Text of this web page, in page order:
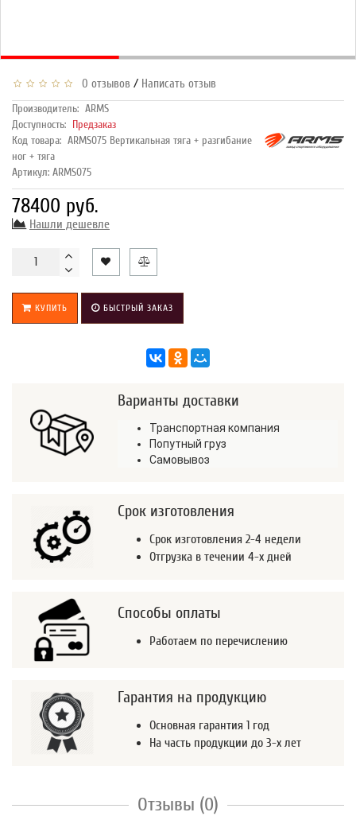
0 отзывов / Написать отзыв
Производитель: ARMS
Доступность: Предзаказ
Код товара: ARMS075 Вертикальная тяга + разгибание
ног + тяга
Артикул: ARMS075
78400 руб.
Нашли дешевле
КУПИТЬ БЫСТРЫЙ ЗАКАЗ
Варианты доставки
Транспортная компания
Попутный груз
Самовывоз
Срок изготовления
Срок изготовления 2-4 недели
Отгрузка в течении 4-х дней
Способы оплаты
Работаем по перечислению
Гарантия на продукцию
Основная гарантия 1 год
На часть продукции до 3-х лет
Отзывы (0)